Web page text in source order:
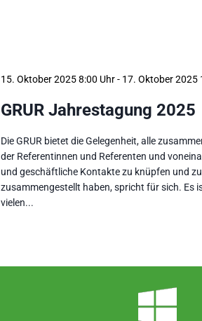
15. Oktober 2025 8:00 - 17. Oktober 2025
GRUR Jahrestagung 2025
Die GRUR bietet die Gelegenheit, alle
der Referentinnen und Referenten und
und geschäftliche Kontakte zu knüpfen und
zusammengestellt haben, spricht für sich. Es
vielen...